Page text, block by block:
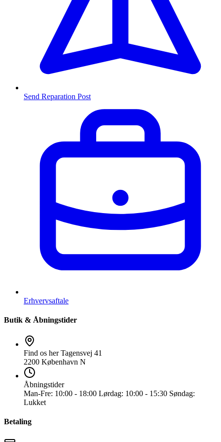
Send Reparation Post
Erhvervsaftale
Butik & Åbningstider
Find os her Tagensvej 41
2200 København N
Åbningstider
Man-Fre: 10:00 - 18:00 Lørdag: 10:00 - 15:30 Søndag:
Lukket
Betaling